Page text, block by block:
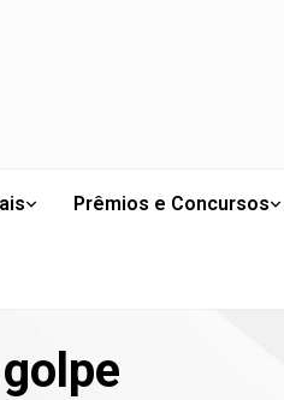
Prêmios e Concursos